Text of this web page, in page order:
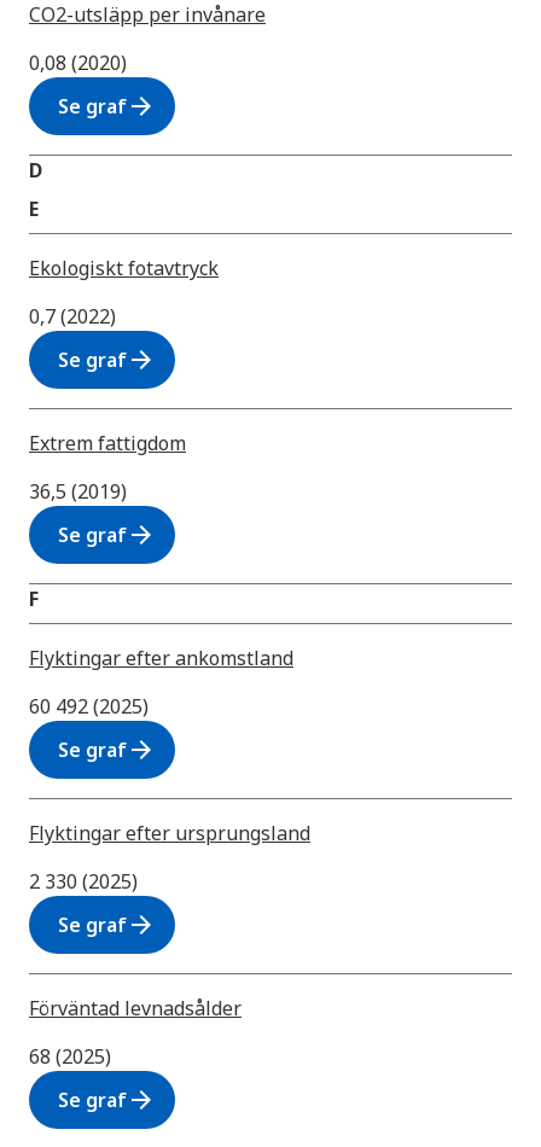
CO2-utsläpp per invånare
0,08 (2020)
Se grafarrow_forward
D
E
Ekologiskt fotavtryck
0,7 (2022)
Se grafarrow_forward
Extrem fattigdom
36,5 (2019)
Se grafarrow_forward
F
Flyktingar efter ankomstland
60 492 (2025)
Se grafarrow_forward
Flyktingar efter ursprungsland
2 330 (2025)
Se grafarrow_forward
Förväntad levnadsålder
68 (2025)
Se grafarrow_forward